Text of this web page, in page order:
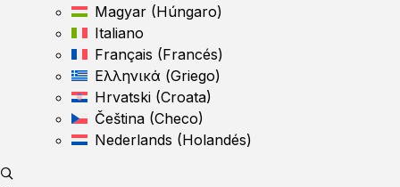
Magyar (Húngaro)
Italiano
Français (Francés)
Ελληνικά (Griego)
Hrvatski (Croata)
Čeština (Checo)
Nederlands (Holandés)